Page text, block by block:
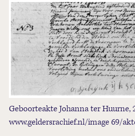
Geboorteakte Johanna ter Huurne,
www.geldersrachief.nl/image 69/